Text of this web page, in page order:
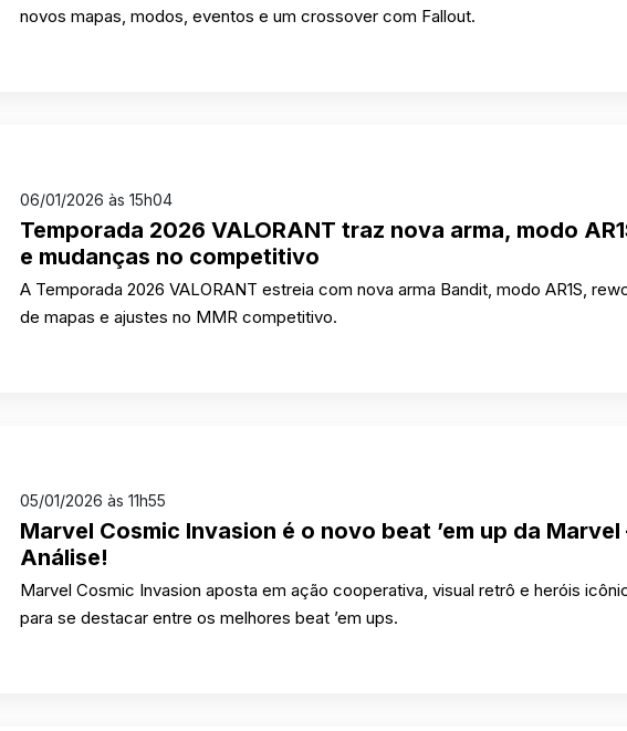
novos mapas, modos, eventos e um crossover com Fallout.
06/01/2026 às 15h04
Temporada 2026 VALORANT traz nova arma, modo
e mudanças no competitivo
A Temporada 2026 VALORANT estreia com nova arma Bandit, modo AR1S,
de mapas e ajustes no MMR competitivo.
05/01/2026 às 11h55
Marvel Cosmic Invasion é o novo beat ’em up da Marvel
Análise!
Marvel Cosmic Invasion aposta em ação cooperativa, visual retrô e heróis
para se destacar entre os melhores beat ’em ups.